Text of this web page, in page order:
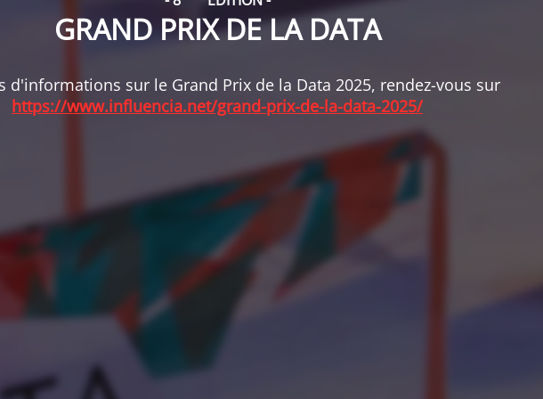
GRAND PRIX DE LA DATA
d'informations sur le Grand Prix de la Data 2025, rendez-vous sur
https://www.influencia.net/grand-prix-de-la-data-2025/